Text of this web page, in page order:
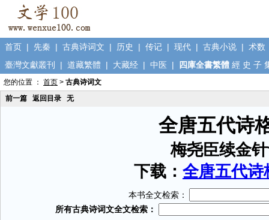
首页 | 先秦 | 古典诗词文 | 历史 | 传记 | 现代 | 古典小说 | 术数
臺灣文獻叢刊
| 道藏繁體 | 大藏经 | 中医 | 四庫全書繁體 經 史 子
您的位置 ： 首页 > 古典诗词文
前一篇
返回目录 无
全唐五代诗
梅尧臣续金
下载： 全唐五代
本书全文检索：